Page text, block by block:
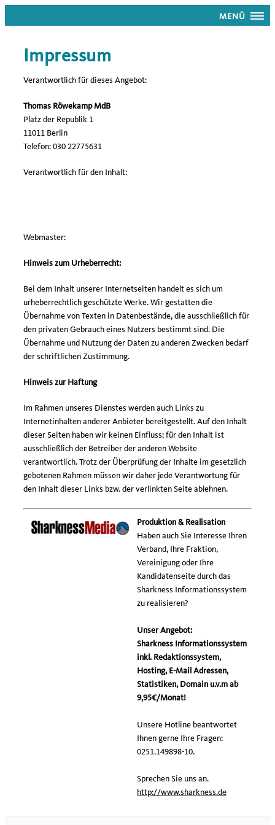
MENÜ
Impressum
Verantwortlich für dieses Angebot:
Thomas Röwekamp MdB
Platz der Republik 1
11011 Berlin
Telefon: 030 22775631
Verantwortlich für den Inhalt:
Webmaster:
Hinweis zum Urheberrecht:
Bei dem Inhalt unserer Internetseiten handelt es sich um
urheberrechtlich geschützte Werke. Wir gestatten die
Übernahme von Texten in Datenbestände, die ausschließlich für
den privaten Gebrauch eines Nutzers bestimmt sind. Die
Übernahme und Nutzung der Daten zu anderen Zwecken bedarf
der schriftlichen Zustimmung.
Hinweis zur Haftung
Im Rahmen unseres Dienstes werden auch Links zu
Internetinhalten anderer Anbieter bereitgestellt. Auf den Inhalt
dieser Seiten haben wir keinen Einfluss; für den Inhalt ist
ausschließlich der Betreiber der anderen Website
verantwortlich. Trotz der Überprüfung der Inhalte im gesetzlich
gebotenen Rahmen müssen wir daher jede Verantwortung für
den Inhalt dieser Links bzw. der verlinkten Seite ablehnen.
Produktion & Realisation
Haben auch Sie Interesse Ihren
Verband, Ihre Fraktion,
Vereinigung oder Ihre
Kandidatenseite durch das
Sharkness Informationssystem
zu realisieren?
Unser Angebot:
Sharkness Informationssystem
inkl. Redaktionssystem,
Hosting, E-Mail Adressen,
Statistiken, Domain u.v.m ab
9,95€/Monat!
Unsere Hotline beantwortet
Ihnen gerne Ihre Fragen:
0251.149898-10.
Sprechen Sie uns an.
http://www.sharkness.de